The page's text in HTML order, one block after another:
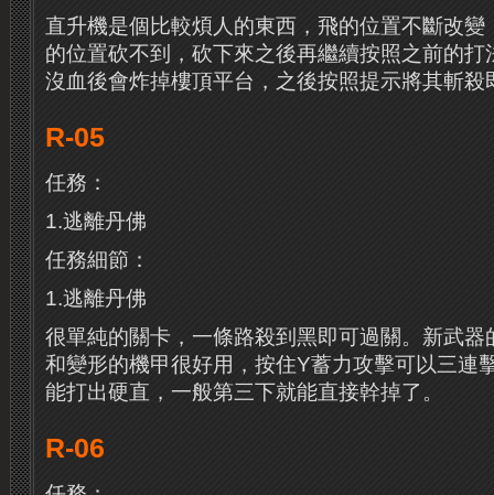
直升機是個比較煩人的東西，飛的位置不斷改
的位置砍不到，砍下來之後再繼續按照之前的
沒血後會炸掉樓頂平台，之後按照提示將其斬殺
R-05
任務：
1.逃離丹佛
任務細節：
1.逃離丹佛
很單純的關卡，一條路殺到黑即可過關。新武器
和變形的機甲很好用，按住Y蓄力攻擊可以三連
能打出硬直，一般第三下就能直接幹掉了。
R-06